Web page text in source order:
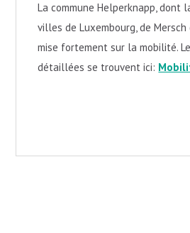
La commune Helperknapp, dont
villes de Luxembourg, de
mise fortement sur la mobilité.
détaillées se trouvent ici: